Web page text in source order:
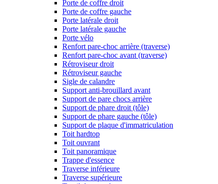
Porte de coffre droit
Porte de coffre gauche
Porte latérale droit
Porte latérale gauche
Porte vélo
Renfort pare-choc arrière (traverse)
Renfort pare-choc avant (traverse)
Rétroviseur droit
Rétroviseur gauche
Sigle de calandre
Support anti-brouillard avant
Support de pare chocs arrière
Support de phare droit (tôle)
Support de phare gauche (tôle)
Support de plaque d'immatriculation
Toit hardtop
Toit ouvrant
Toit panoramique
Trappe d'essence
Traverse inférieure
Traverse supérieure